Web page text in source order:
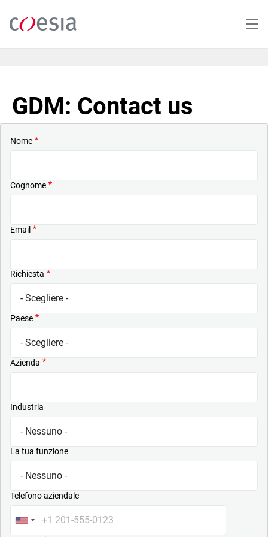
contenuto
GDM: Contact us
Nome
Cognome
Email
Richiesta
Paese
Azienda
Industria
La tua funzione
Telefono aziendale